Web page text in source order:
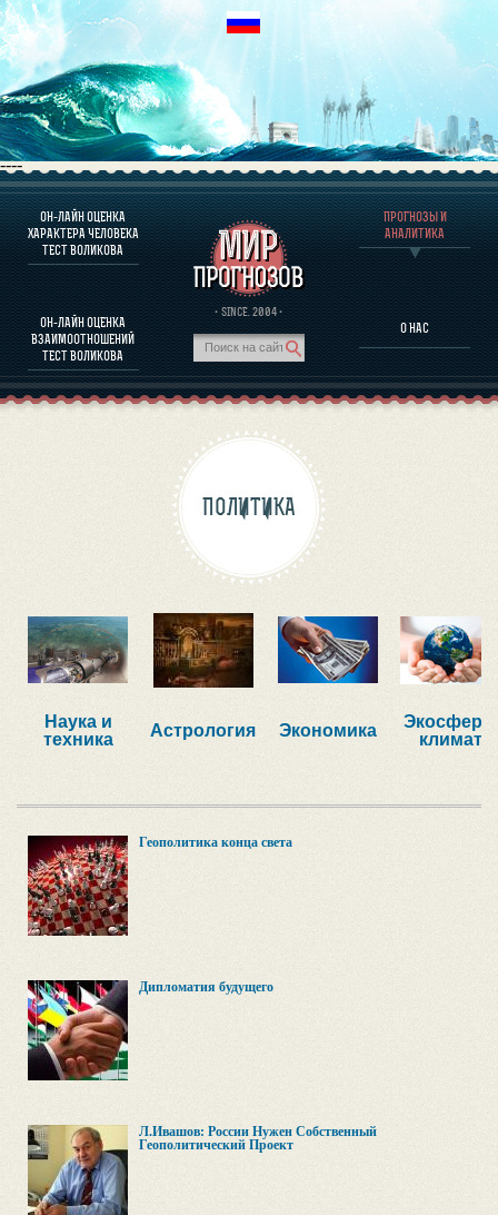
----
ОН-ЛАЙН ОЦЕНКА
ХАРАКТЕРА ЧЕЛОВЕКА
ТЕСТ ВОЛИКОВА
ОН-ЛАЙН ОЦЕНКА
ВЗАИМООТНОШЕНИЙ
ТЕСТ ВОЛИКОВА
· SINCE. 2004 ·
ПРОГНОЗЫ И
АНАЛИТИКА
О НАС
О ПРОГРАММЕ
ОЦЕНКА ХАРАКТЕРA ЧЕЛОВЕКА
ОЦЕНКА ХАРАКТЕРА ВЫДАЮЩИХСЯ ЛИЧНОСТЕЙ
О ПРОГРАММЕ
ПРОГНОЗЫ И АНАЛИТИКА
ПОЛИТИКА
Наука и
техника
Астрология Экономика
Экосфера,
климат
Геополитика конца света
Дипломатия будущего
Л.Ивашов: России Нужен Собственный
Геополитический Проект